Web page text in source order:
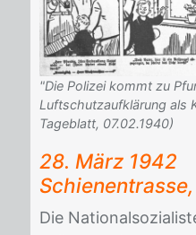
"Die Polizei kommt zu
Luftschutzaufklärung als
Tageblatt, 07.02.1940)
28. März 1942
Die